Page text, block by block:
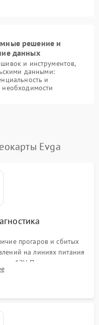
решение и
данных
и инструментов,
данными:
и
Evga
прогаров и сбитых
на линиях питания
12V. Проверка на
питания GPU и